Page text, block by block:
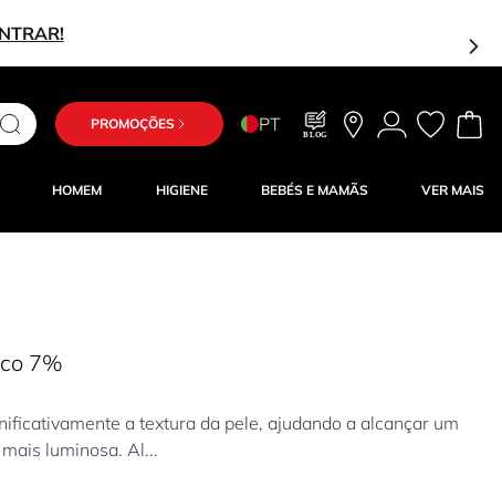
PROMOÇÕES PT BLOG
HOMEM HIGIENE BEBÉS E MAMÃS VER MAIS
7%
a textura da pele, ajudando a alcançar um
luminosa. Al...